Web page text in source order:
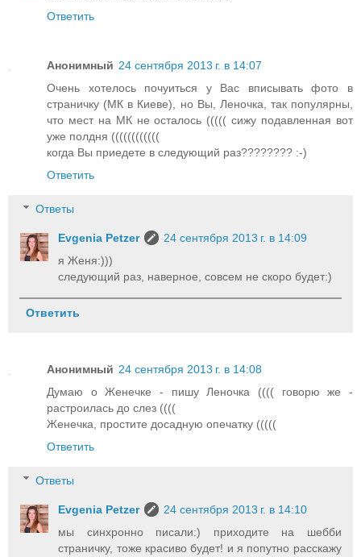
Ответить
Анонимный 24 сентября 2013 г. в 14:07
Очень хотелось почуиться у Вас вписывать фото в
страничку (МК в Киеве), но Вы, Леночка, так популярны,
что мест на МК не осталось ((((( сижу подавленная вот
уже полдня ((((((((((((
когда Вы приедете в следующий раз???????? :-)
Ответить
Ответы
Evgenia Petzer
24 сентября 2013 г. в 14:09
я Женя:)))
следующий раз, наверное, совсем не скоро будет:)
Ответить
Анонимный 24 сентября 2013 г. в 14:08
Думаю о Женечке - пишу Леночка (((( говорю же -
растроилась до слез ((((
Женечка, простите досадную опечатку (((((
Ответить
Ответы
Evgenia Petzer
24 сентября 2013 г. в 14:10
мы синхронно писали:) приходите на шебби
страничку, тоже красиво будет! и я попутно расскажу